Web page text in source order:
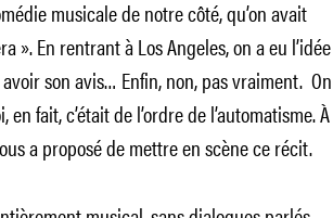
musicale de notre côté, qu’on avait
». En rentrant à Los Angeles, on a eu l’idée
son avis… Enfin, non, pas vraiment. On
fait, c’était de l’ordre de l’automatisme. À
a proposé de mettre en scène ce récit.